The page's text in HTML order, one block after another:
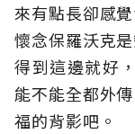
來有點長卻感
懷念保羅沃克
得到這邊就好
能不能全都外
福的背影吧。